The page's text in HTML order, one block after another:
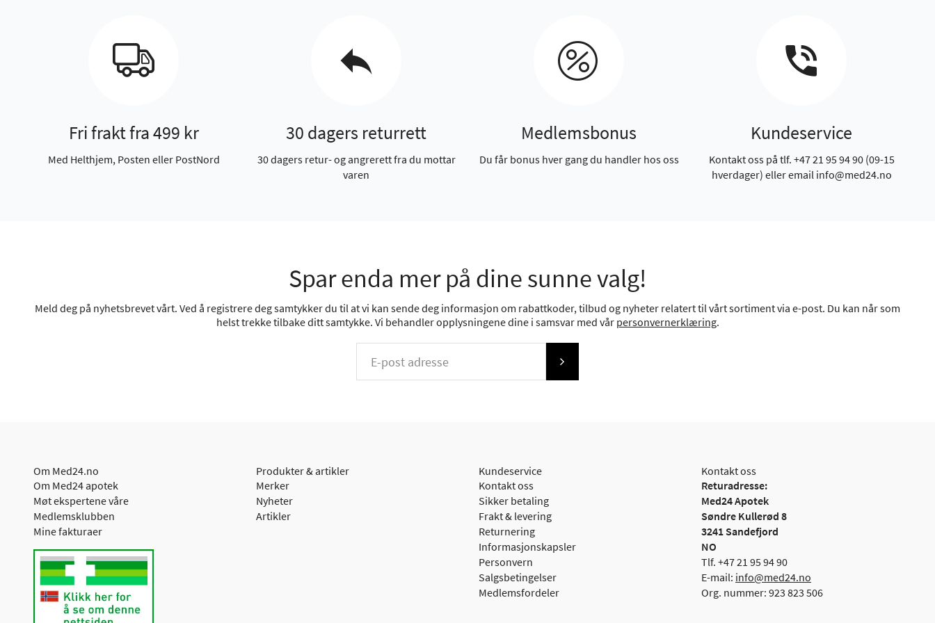
Fri frakt fra 499 kr
Med Helthjem, Posten eller PostNord
30 dagers returrett
30 dagers retur- og angrerett fra du mottar
varen
Medlemsbonus
Du får bonus hver gang du handler hos oss
Kundeservice
Kontakt oss på tlf. +47 21 95 94 90 (09-15
hverdager) eller email info@med24.no
Spar enda mer på dine sunne valg!
Meld deg på nyhetsbrevet vårt. Ved å registrere deg samtykker du til at vi kan sende deg informasjon om rabattkoder, tilbud og nyheter relatert til vårt sortiment via e-post. Du kan når som
helst trekke tilbake ditt samtykke. Vi behandler opplysningene dine i samsvar med vår personvernerklæring.
Om Med24.no
Om Med24 apotek
Møt ekspertene våre
Medlemsklubben
Mine fakturaer
Produkter & artikler
Merker
Nyheter
Artikler
Kundeservice
Kontakt oss
Sikker betaling
Frakt & levering
Returnering
Informasjonskapsler
Personvern
Salgsbetingelser
Medlemsfordeler
Kontakt oss
Returadresse:
Med24 Apotek
Søndre Kullerød 8
3241 Sandefjord
NO
Tlf. +47 21 95 94 90
E-mail: info@med24.no
Org. nummer: 923 823 506